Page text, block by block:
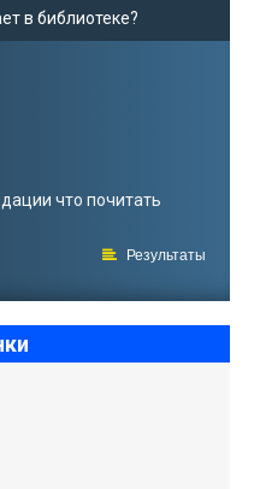
в библиотеке?
что почитать
Результаты